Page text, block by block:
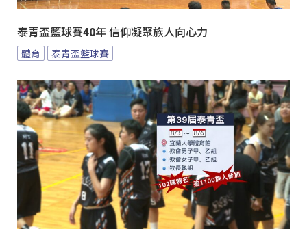
泰青盃籃球賽40年 信仰凝聚族人向心力
體育 泰青盃籃球賽